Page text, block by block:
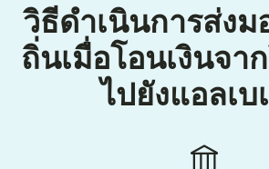
วิธีดำเนินการส่งม
ถิ่นเมื่อโอนเงินจา
ไปยังแอลเบ